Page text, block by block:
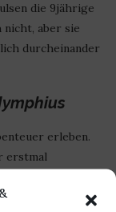
die 9jährige
aber sie
durcheinander
erleben.
erstmal